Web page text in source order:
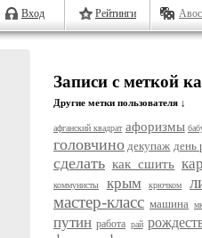
Вход Рейтинги
Записи с меткой
Другие метки пользователя ↓
афганский квадрат афоризмы
головчино декупаж день
сделать как сшить
коммунисты крым крючком
мастер-класс машина
путин работа рай